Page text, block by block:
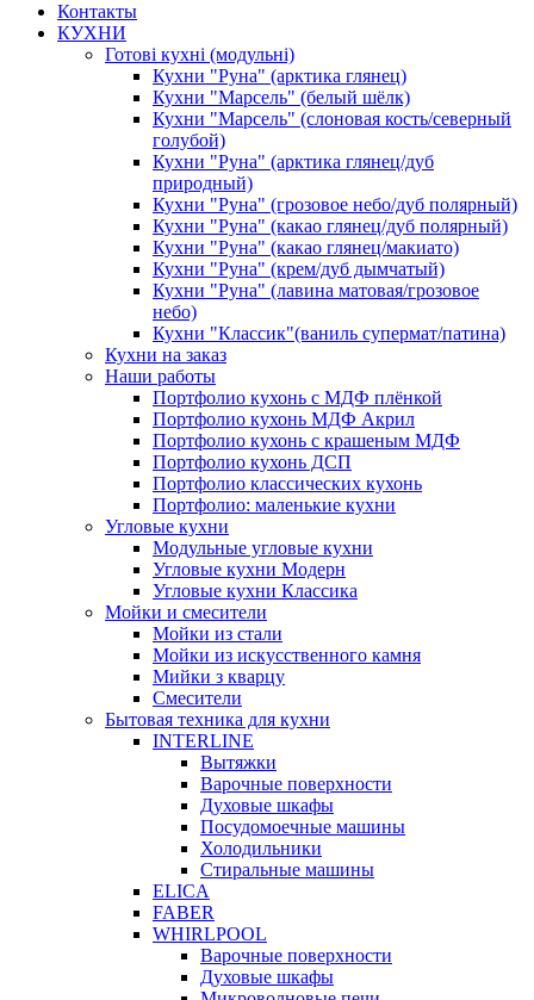
Контакты
КУХНИ
Готові кухні (модульні)
Кухни "Руна" (арктика глянец)
Кухни "Марсель" (белый шёлк)
Кухни "Марсель" (слоновая кость/северный
голубой)
Кухни "Руна" (арктика глянец/дуб
природный)
Кухни "Руна" (грозовое небо/дуб полярный)
Кухни "Руна" (какао глянец/дуб полярный)
Кухни "Руна" (какао глянец/макиато)
Кухни "Руна" (крем/дуб дымчатый)
Кухни "Руна" (лавина матовая/грозовое
небо)
Кухни "Классик"(ваниль супермат/патина)
Кухни на заказ
Наши работы
Портфолио кухонь с МДФ плёнкой
Портфолио кухонь МДФ Акрил
Портфолио кухонь с крашеным МДФ
Портфолио кухонь ДСП
Портфолио классических кухонь
Портфолио: маленькие кухни
Угловые кухни
Модульные угловые кухни
Угловые кухни Модерн
Угловые кухни Классика
Мойки и смесители
Мойки из стали
Мойки из искусственного камня
Мийки з кварцу
Смесители
Бытовая техника для кухни
INTERLINE
Вытяжки
Варочные поверхности
Духовые шкафы
Посудомоечные машины
Холодильники
Стиральные машины
ELICA
FABER
WHIRLPOOL
Варочные поверхности
Духовые шкафы